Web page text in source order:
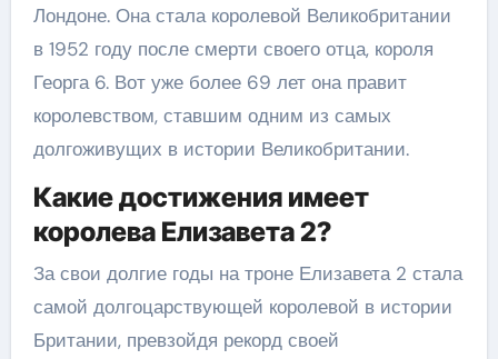
Лондоне. Она стала королевой Великобритании
в 1952 году после смерти своего отца, короля
Георга 6. Вот уже более 69 лет она правит
королевством, ставшим одним из самых
долгоживущих в истории Великобритании.
Какие достижения имеет
королева Елизавета 2?
За свои долгие годы на троне Елизавета 2 стала
самой долгоцарствующей королевой в истории
Британии, превзойдя рекорд своей